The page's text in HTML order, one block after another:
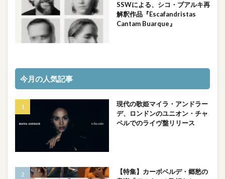
SSWによる、シコ・ブアルキ再
解釈作品『Escafandristas
Cantam Buarque』
今月の人気記事
現代の歌姫マイラ・アンドラー
デ、ロンドンのユニオン・チャ
ペルでのライヴ盤リリース
【特集】カーボベルデ・郷愁の